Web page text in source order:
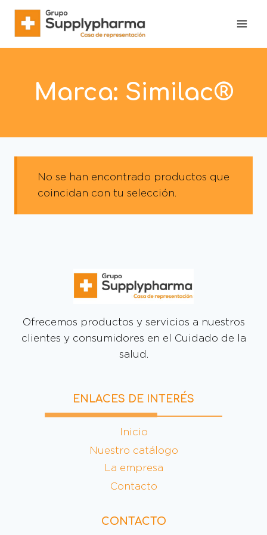
Marca: Similac®
No se han encontrado productos que
coincidan con tu selección.
Ofrecemos productos y servicios a nuestros
clientes y consumidores en el Cuidado de la
salud.
ENLACES DE INTERÉS
Inicio
Nuestro catálogo
La empresa
Contacto
CONTACTO